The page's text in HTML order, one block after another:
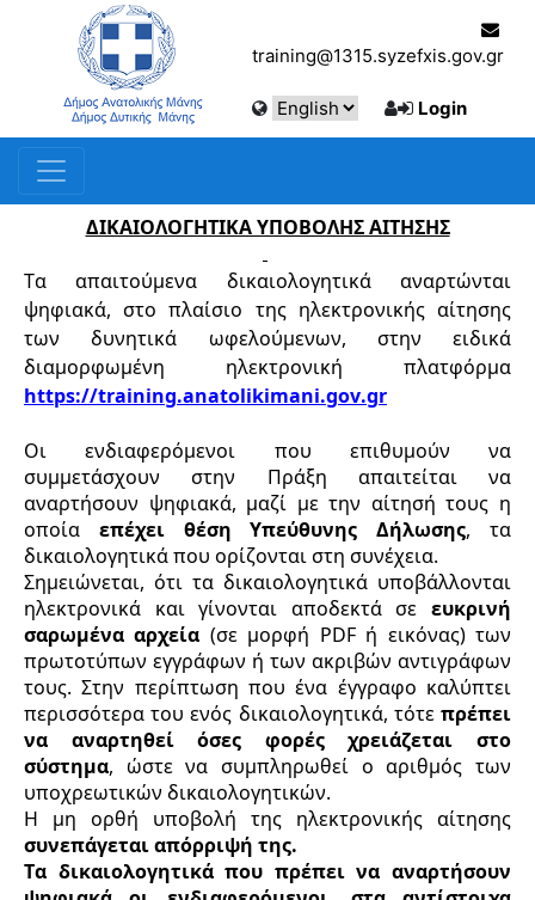
training@1315.syzefxis.gov.gr
Login
ΔΙΚΑΙΟΛΟΓΗΤΙΚΑ ΥΠΟΒΟΛΗΣ ΑΙΤΗΣΗΣ
Τα απαιτούμενα δικαιολογητικά αναρτώνται
ψηφιακά, στο πλαίσιο της ηλεκτρονικής αίτησης
των δυνητικά ωφελούμενων, στην ειδικά
διαμορφωμένη ηλεκτρονική πλατφόρμα
https://training.anatolikimani.gov.gr
Οι ενδιαφερόμενοι που επιθυμούν να
συμμετάσχουν στην Πράξη απαιτείται
αναρτήσουν ψηφιακά, μαζί με την αίτησή τους η
οποία επέχει θέση Υπεύθυνης Δήλωσης, τα
δικαιολογητικά που ορίζονται στη συνέχεια.
Σημειώνεται, ότι τα δικαιολογητικά υποβάλλονται
ηλεκτρονικά και γίνονται αποδεκτά σε ευκρινή
σαρωμένα αρχεία (σε μορφή PDF ή εικόνας) των
πρωτοτύπων εγγράφων ή των ακριβών αντιγράφων
τους. Στην περίπτωση που ένα έγγραφο καλύπτει
περισσότερα του ενός δικαιολογητικά, τότε πρέπει
να αναρτηθεί όσες φορές χρειάζεται στο
σύστημα, ώστε να συμπληρωθεί ο αριθμός των
υποχρεωτικών δικαιολογητικών.
συνεπάγεται απόρριψή της.
Τα δικαιολογητικά που πρέπει να αναρτήσουν